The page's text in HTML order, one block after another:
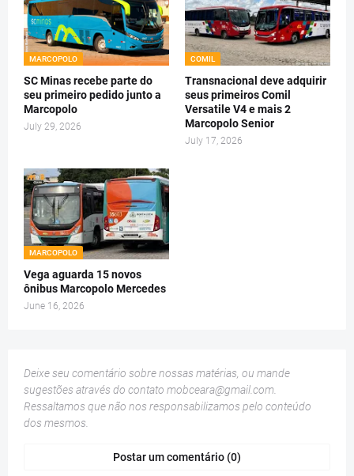
MARCOPOLO
SC Minas recebe parte do
seu primeiro pedido junto a
Marcopolo
July 29, 2026
COMIL
Transnacional deve adquirir
seus primeiros Comil
Versatile V4 e mais 2
Marcopolo Senior
July 17, 2026
MARCOPOLO
Vega aguarda 15 novos
ônibus Marcopolo Mercedes
June 16, 2026
Deixe seu comentário sobre nossas matérias, ou mande
sugestões através do contato mobceara@gmail.com
Ressaltamos que não nos responsabilizamos pelo conteúdo
dos mesmos.
Postar um comentário (0)